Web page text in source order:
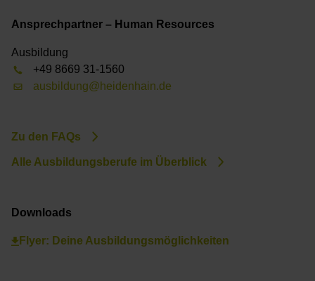
Ansprechpartner – Human Resources
Ausbildung
+49 8669 31-1560
ausbildung@heidenhain.de
Zu den FAQs
Alle Ausbildungsberufe im Überblick
Downloads
Flyer: Deine Ausbildungsmöglichkeiten